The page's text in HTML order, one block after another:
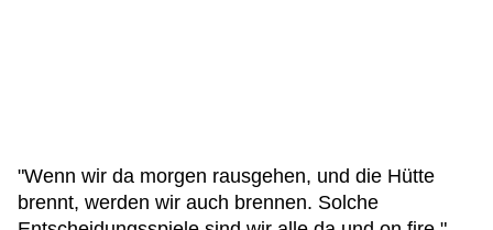
"Wenn wir da morgen rausgehen, und die Hütte
brennt, werden wir auch brennen. Solche